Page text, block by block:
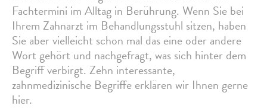
Fachtermini im Alltag in Berührung. Wenn Sie bei
Ihrem Zahnarzt im Behandlungsstuhl sitzen, haben
Sie aber vielleicht schon mal das eine oder andere
Wort gehört und nachgefragt, was sich hinter dem
Begriff verbirgt. Zehn interessante,
zahnmedizinische Begriffe erklären wir Ihnen gerne
hier.